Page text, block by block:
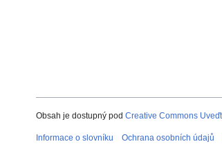
Obsah je dostupný pod Creative Commons
Informace o slovníku Ochrana osobních údajů